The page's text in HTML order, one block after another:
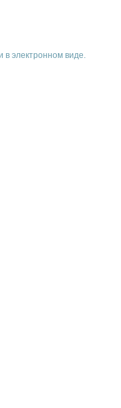
в электронном виде.